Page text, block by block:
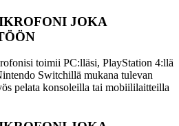
JOKA
toimii PC:lläsi, PlayStation 4:llä
Switchillä mukana tulevan
pelata konsoleilla tai mobiililaitteilla